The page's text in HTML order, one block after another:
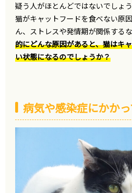
疑う人がほとんどではないでしょ
猫がキャットフードを食べない原
ん、ストレスや発情期が関係する
的にどんな原因があると、猫はキ
い状態になるのでしょうか？
病気や感染症にかか